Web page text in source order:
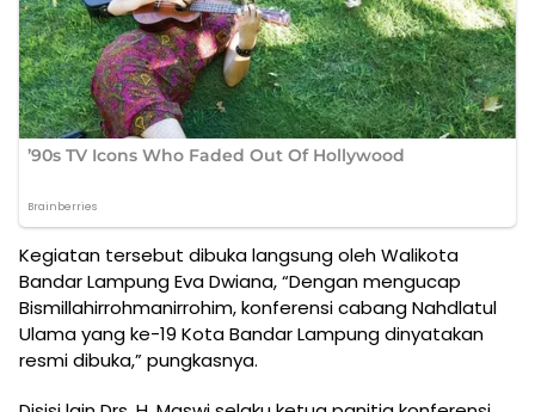
Kegiatan tersebut dibuka langsung oleh Walikota
Bandar Lampung Eva Dwiana, “Dengan mengucap
Bismillahirrohmanirrohim, konferensi cabang Nahdlatul
Ulama yang ke-19 Kota Bandar Lampung dinyatakan
resmi dibuka,” pungkasnya.